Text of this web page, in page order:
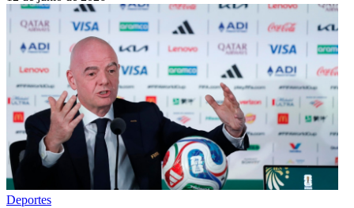
Deportes